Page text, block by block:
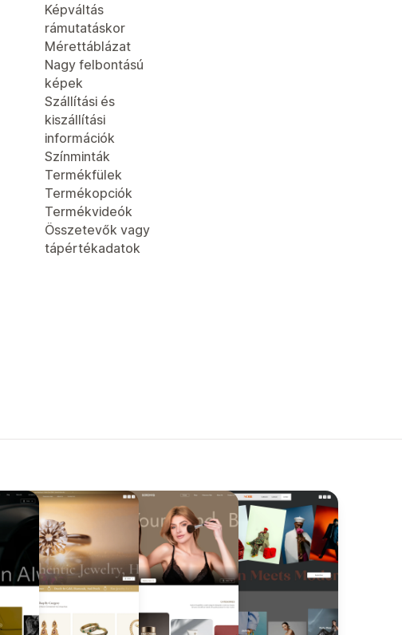
Képváltás
rámutatáskor
Mérettáblázat
Nagy felbontású
képek
Szállítási és
kiszállítási
információk
Színminták
Termékfülek
Termékopciók
Termékvideók
Összetevők vagy
tápértékadatok